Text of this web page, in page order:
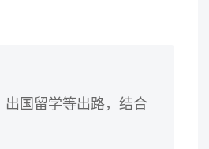
国留学等出路，结合